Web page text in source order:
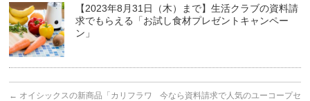
【2023年8月31日（木）まで】生活クラブの資料請
求でもらえる「お試し食材プレゼントキャンペー
ン」
← オイシックスの新商品「カリフラワ
今なら資料請求で人気のユーコープセ